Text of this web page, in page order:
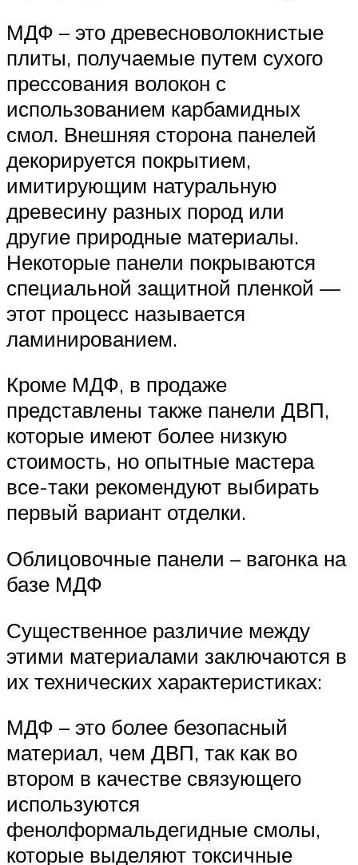
МДФ – это древесноволокнистые
плиты, получаемые путем сухого
прессования волокон с
использованием карбамидных
смол. Внешняя сторона панелей
декорируется покрытием,
имитирующим натуральную
древесину разных пород или
другие природные материалы.
Некоторые панели покрываются
специальной защитной пленкой —
этот процесс называется
ламинированием.
Кроме МДФ, в продаже
представлены также панели ДВП,
которые имеют более низкую
стоимость, но опытные мастера
все-таки рекомендуют выбирать
первый вариант отделки.
Облицовочные панели – вагонка на
базе МДФ
Существенное различие между
этими материалами заключаются в
их технических характеристиках:
МДФ – это более безопасный
материал, чем ДВП, так как во
втором в качестве связующего
используются
фенолформальдегидные смолы,
которые выделяют токсичные